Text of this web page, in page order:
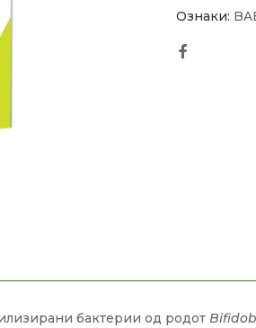
Ознаки:
бактерии од родот